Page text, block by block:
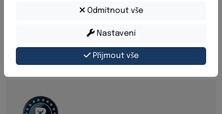
příležitosti. Jednoduše sdílej svůj osobní odkaz
BVNMglobal a pozvi přátele, partnery nebo
Odmítnout vše
Nastavení
Přijmout vše